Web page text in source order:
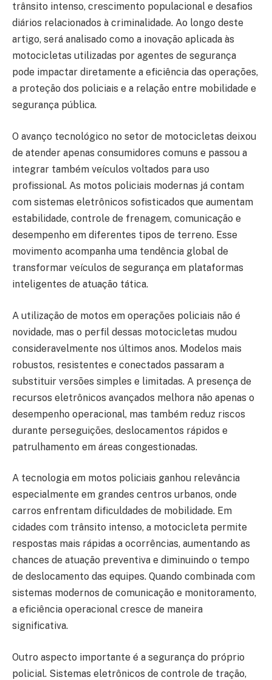
trânsito intenso, crescimento populacional e desafios
diários relacionados à criminalidade. Ao longo deste
artigo, será analisado como a inovação aplicada às
motocicletas utilizadas por agentes de segurança
pode impactar diretamente a eficiência das operações,
a proteção dos policiais e a relação entre mobilidade e
segurança pública.
O avanço tecnológico no setor de motocicletas deixou
de atender apenas consumidores comuns e passou a
integrar também veículos voltados para uso
profissional. As motos policiais modernas já contam
com sistemas eletrônicos sofisticados que aumentam
estabilidade, controle de frenagem, comunicação e
desempenho em diferentes tipos de terreno. Esse
movimento acompanha uma tendência global de
transformar veículos de segurança em plataformas
inteligentes de atuação tática.
A utilização de motos em operações policiais não é
novidade, mas o perfil dessas motocicletas mudou
consideravelmente nos últimos anos. Modelos mais
robustos, resistentes e conectados passaram a
substituir versões simples e limitadas. A presença de
recursos eletrônicos avançados melhora não apenas o
desempenho operacional, mas também reduz riscos
durante perseguições, deslocamentos rápidos e
patrulhamento em áreas congestionadas.
A tecnologia em motos policiais ganhou relevância
especialmente em grandes centros urbanos, onde
carros enfrentam dificuldades de mobilidade. Em
cidades com trânsito intenso, a motocicleta permite
respostas mais rápidas a ocorrências, aumentando as
chances de atuação preventiva e diminuindo o tempo
de deslocamento das equipes. Quando combinada com
sistemas modernos de comunicação e monitoramento,
a eficiência operacional cresce de maneira
significativa.
Outro aspecto importante é a segurança do próprio
policial. Sistemas eletrônicos de controle de tração,